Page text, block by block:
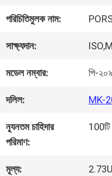
ভিডিও
আমাদের
সম্পর্কে
কারখানা
পরিচিতিমুলক নাম:
সাক্ষ্যদান:
মডেল নম্বার: পি-
দলিল: MK-
ন্যূনতম চাহিদার
পরিমাণ:
100টি
মূল্য: